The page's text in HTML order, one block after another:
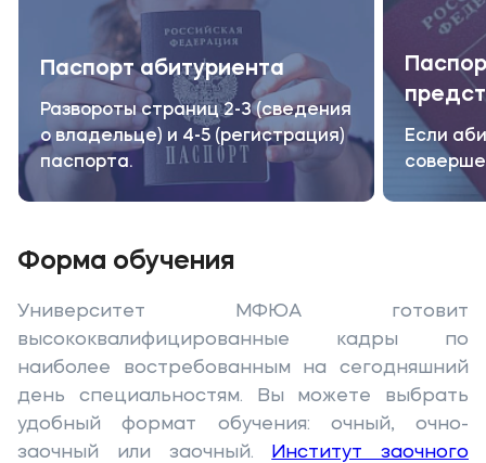
Паспорт абитуриента
Развороты страниц 2-3 (сведения
о владельце) и 4-5 (регистрация)
паспорта.
Если
Форма обучения
Университет МФЮА готовит
высококвалифицированные кадры по
наиболее востребованным на сегодняшний
день специальностям. Вы можете выбрать
удобный формат обучения: очный, очно-
заочный или заочный.
Институт заочного